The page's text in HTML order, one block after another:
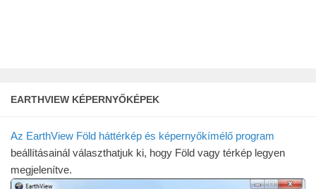
EARTHVIEW KÉPERNYŐKÉPEK
Az EarthView Föld háttérkép és képernyőkímélő program
beállításainál választhatjuk ki, hogy Föld vagy térkép legyen
megjelenítve.